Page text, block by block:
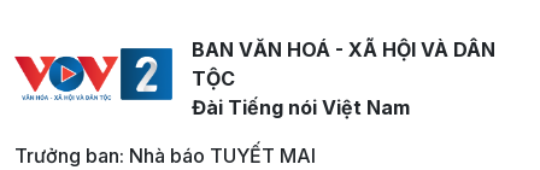
BAN VĂN HOÁ - XÃ HỘI VÀ DÂN
TỘC
Đài Tiếng nói Việt Nam
Trưởng ban: Nhà báo TUYẾT MAI